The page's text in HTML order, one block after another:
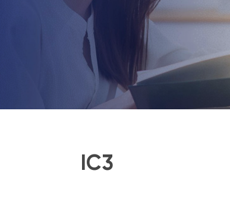
IC3